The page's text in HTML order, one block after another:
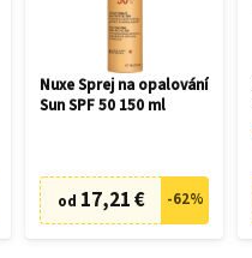
Nuxe Sprej na opalování
Sun SPF 50 150 ml
od 17,21 € -62%